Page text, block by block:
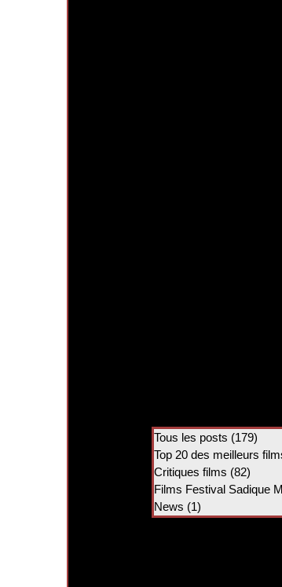
Tous les posts (179)
Top 20 des meilleurs
Critiques films (82)
Films Festival Sadique
News (1)